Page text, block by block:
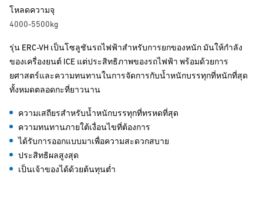
โหลดความจุ
4000-5500kg
รุ่น ERC-VH เป็นโซลูชันรถไฟฟ้าสำหรับการยกของหนัก มันให้กำลัง
ของเครื่องยนต์ ICE แต่ประสิทธิภาพของรถไฟฟ้า พร้อมด้วยการ
ยศาสตร์และความทนทานในการจัดการกับน้ำหนักบรรทุกที่หนักที่สุด
ทั้งหมดตลอดกะที่ยาวนาน
ความเสถียรสำหรับน้ำหนักบรรทุกที่ทรหดที่สุด
ความทนทานภายใต้เงื่อนไขที่ต้องการ
ได้รับการออกแบบมาเพื่อความสะดวกสบาย
ประสิทธิผลสูงสุด
เป็นเจ้าของได้ด้วยต้นทุนต่ำ